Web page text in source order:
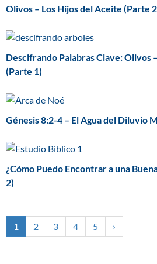
Olivos – Los Hijos del Aceite (Parte
Descifrando Palabras Clave: Olivos
(Parte 1)
Génesis 8:2-4 – El Agua del Diluvio
¿Cómo Puedo Encontrar a una
2)
1 2 3 4 5 ›